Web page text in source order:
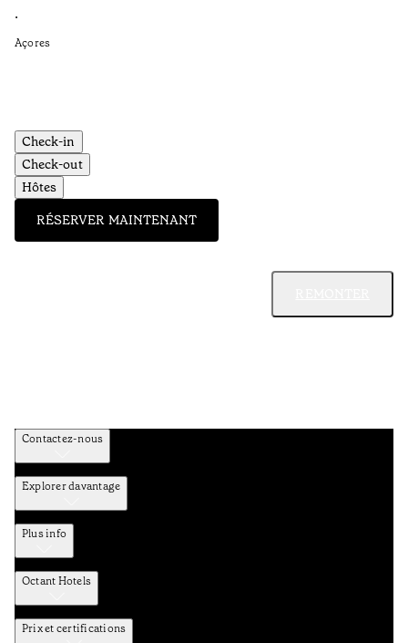
•
Açores
Check-in
Check-out
Hôtes
RÉSERVER MAINTENANT
Contactez-nous
Explorer davantage
Plus info
Octant Hotels
Prix et certifications